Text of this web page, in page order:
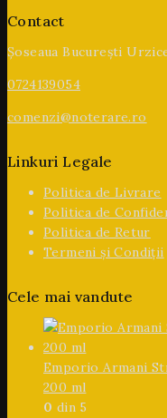
Contact
Șoseaua București
0724139054
comenzi@noterare.ro
Linkuri Legale
Politica de Livrare
Politica de
Politica de Retur
Termeni și Condiții
Cele mai vandute
Emporio Armani
200 ml
0 din 5